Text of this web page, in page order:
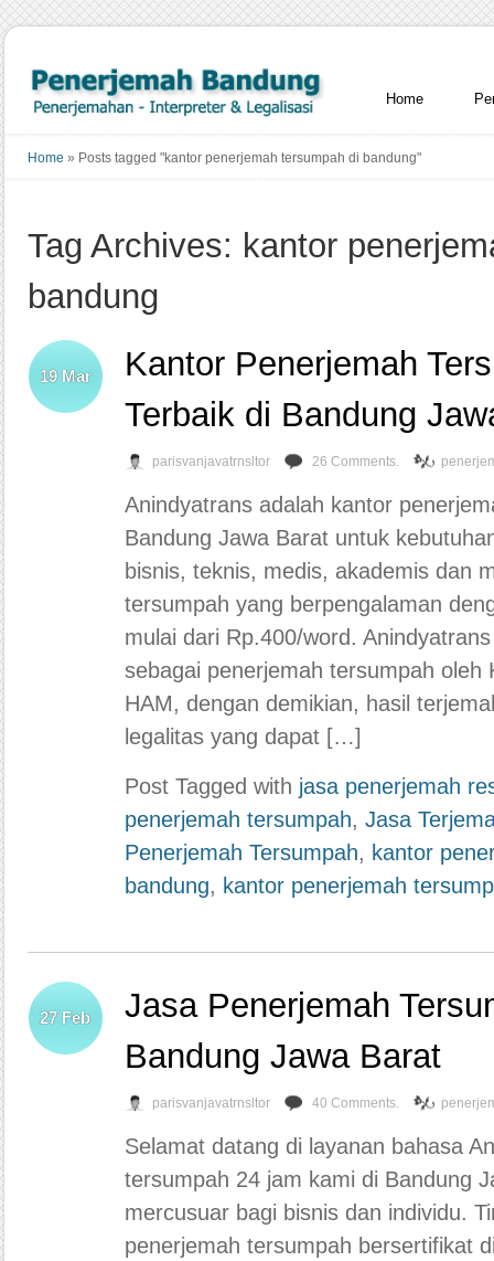
Home
Home » Posts tagged "kantor penerjemah tersumpah di bandung"
Tag Archives: kantor
bandung
Kantor Penerjemah
Terbaik di Bandung
19 Mar
parisvanjavatrnsltor 26 Comments.
Anindyatrans adalah kantor
Bandung Jawa Barat untuk
bisnis, teknis, medis, akademis dan
tersumpah yang berpengalaman
mulai dari Rp.400/word.
sebagai penerjemah tersumpah oleh
HAM, dengan demikian, hasil
legalitas yang dapat […]
Post Tagged with jasa penerjemah
penerjemah tersumpah, Jasa
Penerjemah Tersumpah, kantor
bandung, kantor penerjemah
Jasa Penerjemah
Bandung Jawa Barat
27 Feb
parisvanjavatrnsltor 40 Comments.
Selamat datang di layanan bahasa
tersumpah 24 jam kami di Bandung
mercusuar bagi bisnis dan individu.
penerjemah tersumpah bersertifikat